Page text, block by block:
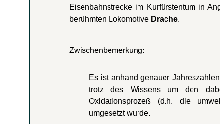
Eisenbahnstrecke im Kurfürstentum in
berühmten Lokomotive Drache.
Zwischenbemerkung:
Es ist anhand genauer
trotz des Wissens um den
Oxidationsprozeß (d.h. die
umgesetzt wurde.